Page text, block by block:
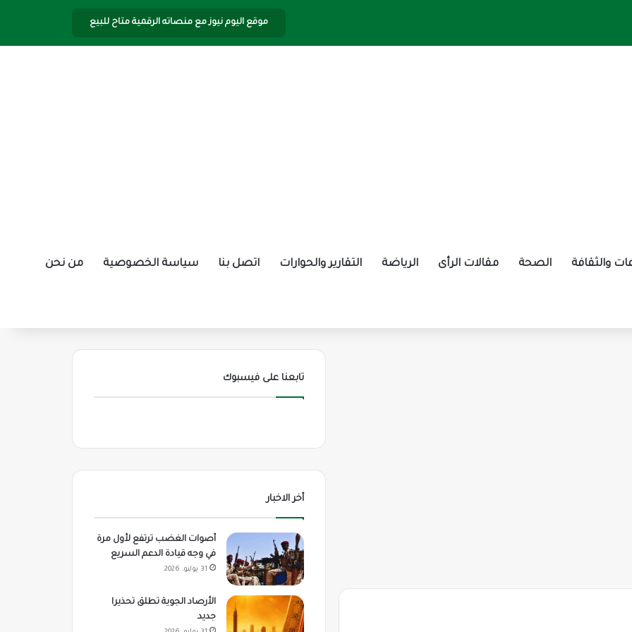
موقع اليوم نيوز مع منصاته الرقمية متاح للبيع
والثقافة الصحة مقالات الرأى الرياضة التقارير والحوارات اتصل بنا سياسة الخصوصية من نحن
تابعنا على فيسبوك
أخر الاخبار
أصوات الغضب ترتفع لأول مرة
في وجه قيادة الدعم السريع
31 يوليو، 2026
الأرصاد الجوية تطلق تحذيرا
جديد